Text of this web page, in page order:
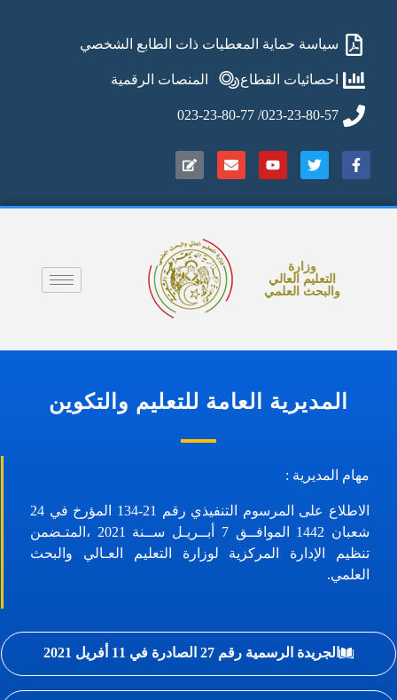
سياسة حماية المعطيات ذات الطابع الشخصي
احصائيات القطاع المنصات الرقمية
023-23-80-57/ 023-23-80-77
وزارة
التعليم العالي
والبحث العلمي
المديرية العامة للتعليم والتكوين
مهام المديرية :
الاطلاع على المرسوم التنفيذي رقم 21-134 المؤرخ في 24
شعبان 1442 الموافــق 7 أبــريـل ســنة 2021 ،المتـضمن
تنظيم الإدارة المركزية لوزارة التعليم العـالي والبحث
العلمي.
الجريدة الرسمية رقم 27 الصادرة في 11 أفريل 2021